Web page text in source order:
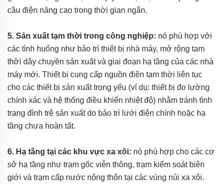
cầu điện năng cao trong thời gian ngắn.
5. Sản xuất tạm thời trong công nghiệp: nó phù hợp với
các tình huống như bảo trì thiết bị nhà máy, mở rộng tạm
thời dây chuyền sản xuất và giai đoạn hạ tầng của các nhà
máy mới. Thiết bị cung cấp nguồn điện tạm thời liên tục
cho các thiết bị sản xuất trọng yếu (ví dụ: thiết bị đo lường
chính xác và hệ thống điều khiển nhiệt độ) nhằm tránh tình
trạng đình trệ sản xuất do bảo trì lưới điện chính hoặc hạ
tầng chưa hoàn tất.
6. Hạ tầng tại các khu vực xa xôi: nó phù hợp cho các cơ
sở hạ tầng như trạm gốc viễn thông, trạm kiểm soát biên
giới và trạm cấp nước nông thôn tại các vùng núi xa xôi.